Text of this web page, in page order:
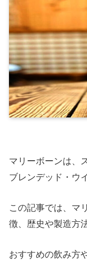
マリーボーンは、
ブレンデッド・ウ
この記事では、マ
徴、歴史や製造方
おすすめの飲み方